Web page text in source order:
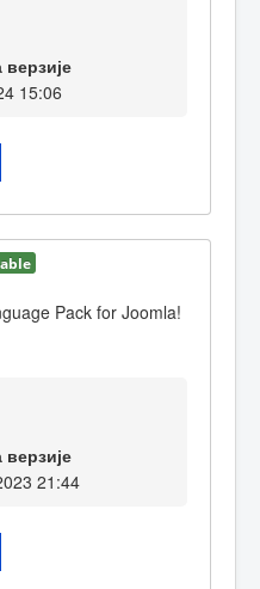
15:06
Pack for Joomla!
21:44